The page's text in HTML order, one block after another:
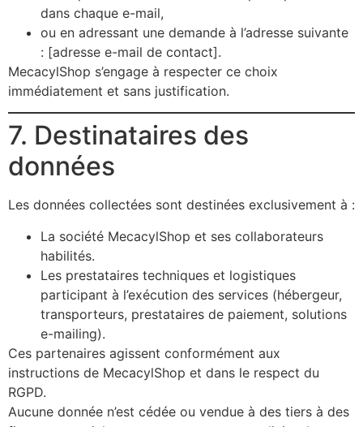
dans chaque e-mail,
ou en adressant une demande à l’adresse suivante
: [adresse e-mail de contact].
MecacylShop s’engage à respecter ce choix
immédiatement et sans justification.
7. Destinataires des
données
Les données collectées sont destinées exclusivement à :
La société MecacylShop et ses collaborateurs
habilités.
Les prestataires techniques et logistiques
participant à l’exécution des services (hébergeur,
transporteurs, prestataires de paiement, solutions
e-mailing).
Ces partenaires agissent conformément aux
instructions de MecacylShop et dans le respect du
RGPD.
Aucune donnée n’est cédée ou vendue à des tiers à des